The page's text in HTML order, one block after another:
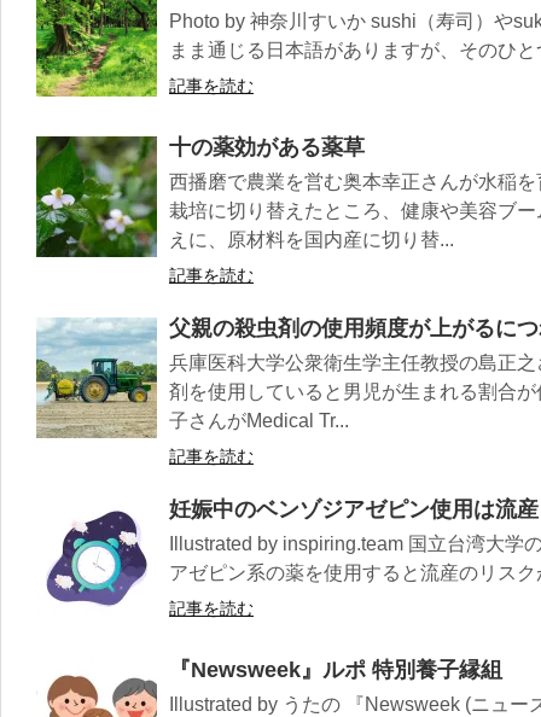
Photo by 神奈川すいか sushi（寿司）や
まま通じる日本語がありますが、そのひ
記事を読む
十の薬効がある薬草
西播磨で農業を営む奥本幸正さんが水稲
栽培に切り替えたところ、健康や美容ブ
えに、原材料を国内産に切り替...
記事を読む
父親の殺虫剤の使用頻度が上がるに
兵庫医科大学公衆衛生学主任教授の島正
剤を使用していると男児が生まれる割合
子さんがMedical Tr...
記事を読む
妊娠中のベンゾジアゼピン使用は流
Illustrated by inspiring.team 国立台湾大学
アゼピン系の薬を使用すると流産のリス
記事を読む
『Newsweek』ルポ 特別養子縁組
Illustrated by うたの 『Newsweek (ニュ